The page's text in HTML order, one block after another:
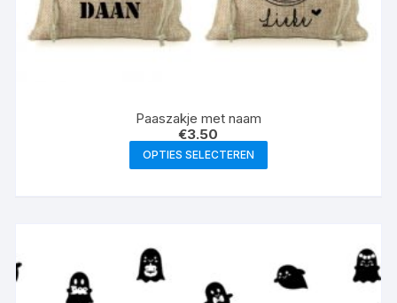
Paaszakje met naam
€3.50
OPTIES SELECTEREN
product
optie